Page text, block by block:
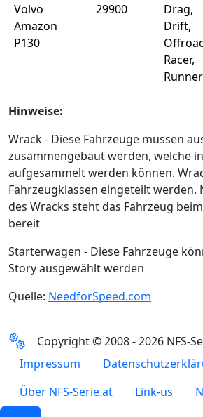
Volvo
Amazon
P130
29900
Drag,
Drift,
Racer,
Runner
Hinweise:
Wrack - Diese Fahrzeuge müssen
zusammengebaut werden, welche
aufgesammelt werden können.
Fahrzeugklassen eingeteilt werden.
des Wracks steht das Fahrzeug
bereit
Starterwagen - Diese Fahrzeuge
Story ausgewählt werden
Quelle: NeedforSpeed.com
Copyright © 2008 - 2026 NFS-
Impressum
Über NFS-Serie.at
Link-us